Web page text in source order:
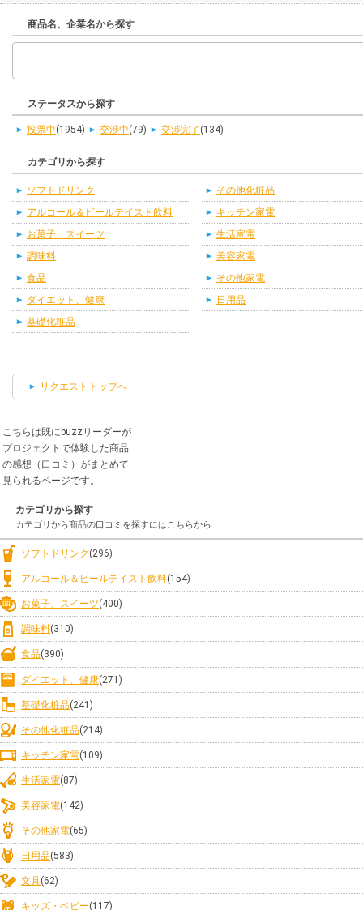
商品名、企業名から探す
ステータスから探す
投票中(1954) 交渉中(79) 交渉完了 (134)
カテゴリから探す
ソフトドリンク
アルコール＆ビールテイスト飲料
お菓子、スイーツ
調味料
食品
ダイエット、健康
基礎化粧品
その他化粧品
キッチン家電
生活家電
美容家電
その他家電
日用品
リクエストトップへ
こちらは既にbuzzリーダーが
プロジェクトで体験した商品
の感想（口コミ）がまとめて
見られるページです。
カテゴリから探す
カテゴリから商品の口コミを探すにはこちらから
ソフトドリンク (296)
アルコール＆ビールテイスト飲料(154)
お菓子、スイーツ(400)
調味料(310)
食品(390)
ダイエット、健康(271)
基礎化粧品(241)
その他化粧品(214)
キッチン家電(109)
生活家電(87)
美容家電(142)
その他家電(65)
日用品(583)
文具(62)
キッズ・ベビー(117)